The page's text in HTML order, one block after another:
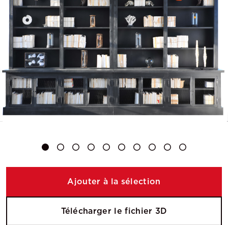
Ajouter à la sélection
Télécharger le fichier 3D